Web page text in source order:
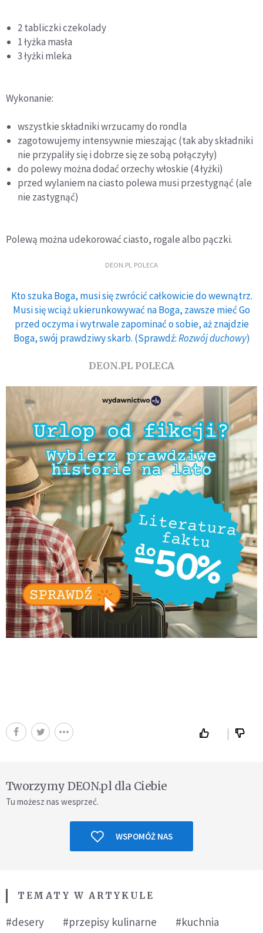
2 tabliczki czekolady
1 łyżka masła
3 łyżki mleka
Wykonanie:
wszystkie składniki wrzucamy do rondla
zagotowujemy intensywnie mieszając (tak aby składniki
nie przypaliły się i dobrze się ze sobą połączyły)
do polewy można dodać orzechy włoskie (4 łyżki)
przed wylaniem na ciasto polewa musi przestygnąć (ale
nie zastygnąć)
Polewą można udekorować ciasto, rogale albo pączki.
DEON.PL POLECA
Kto szuka Boga, musi się zwrócić całkowicie do wewnątrz.
Musi się wciąż ukierunkowywać na Boga, zawsze mieć Go
przed oczyma i wytrwale zapominać o sobie, aż znajdzie
Boga, swój prawdziwy skarb. (Sprawdź:Rozwój duchowy)
DEON.PL POLECA
Tworzymy DEON.pl dla Ciebie
Tu możesz nas wesprzeć.
WSPOMÓŻ NAS
TEMATY W ARTYKULE
#desery #przepisy kulinarne
#kuchnia